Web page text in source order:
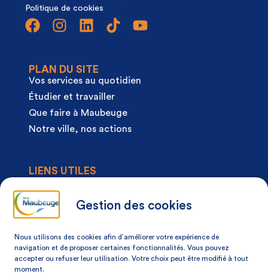
Gestion des cookies
Nous utilisons des cookies afin d’améliorer votre expérience de
navigation et de proposer certaines fonctionnalités. Vous pouvez
accepter ou refuser leur utilisation. Votre choix peut être modifié à tout
moment.
Politique de cookies
PLAN DU SITE
Vos services au quotidien
Étudier et travailler
Que faire à Maubeuge
Notre ville, nos actions
LIENS UTILES
Actualités
Articles à la une
Mon espace citoyen
Mon avis, ma ville